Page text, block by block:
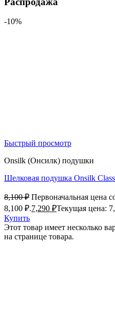
-10%
Быстрый просмотр
Onsilk (Онсилк) подушки
Шелковая подушка Onsilk
8,100₽ Первоначальная цена
8,100 ₽.7,290 ₽Текущая цена:
Купить
Этот товар имеет несколько
на странице товара.